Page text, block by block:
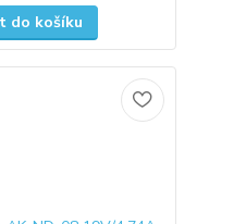
do košíku